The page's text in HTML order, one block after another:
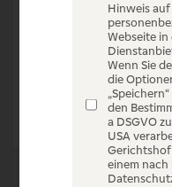
Zur Startseite
Hinweis
Webseite
Wenn Sie
die
den
a DSGVO
USA
Gerichtshof
einem